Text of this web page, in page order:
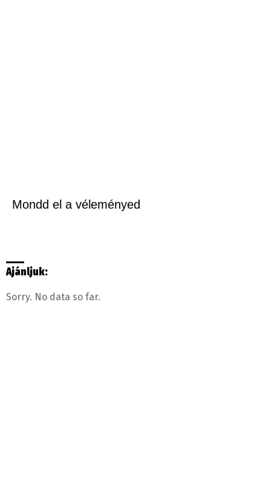
Mondd el a véleményed
Ajánljuk:
Sorry. No data so far.